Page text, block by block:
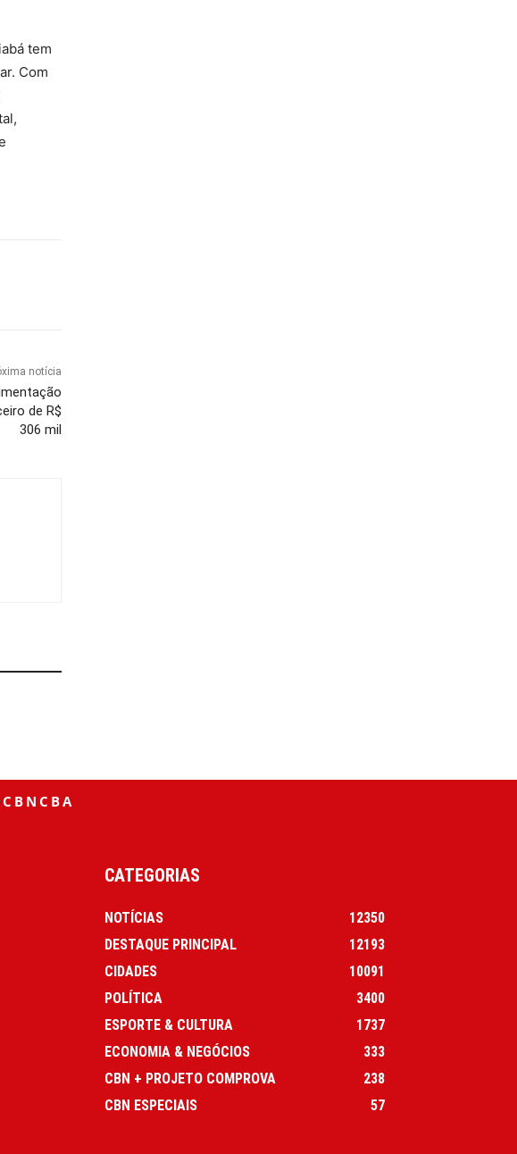
tem
Com
notícia
de R$
306 mil
CATEGORIAS
NOTÍCIAS
12350
DESTAQUE PRINCIPAL
12193
CIDADES
10091
POLÍTICA
3400
ESPORTE & CULTURA
1737
ECONOMIA & NEGÓCIOS
333
CBN + PROJETO COMPROVA
238
CBN ESPECIAIS
57